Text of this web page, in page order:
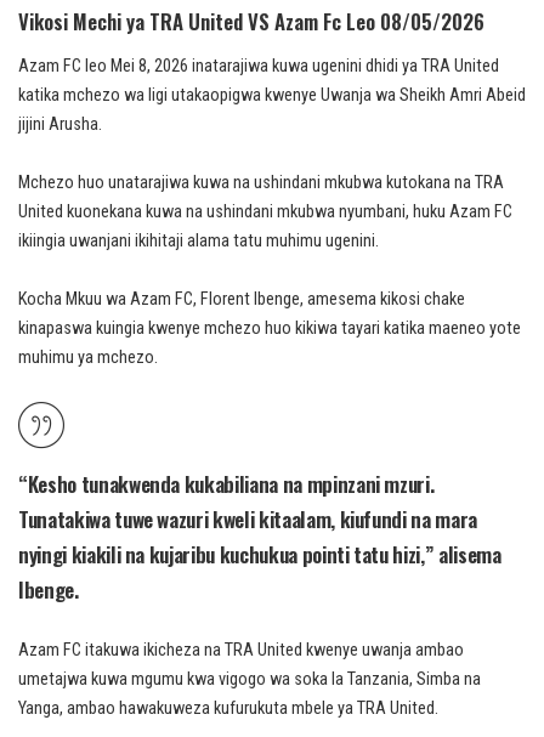
Vikosi Mechi ya TRA United VS Azam Fc Leo 08/05/2026
Azam FC leo Mei 8, 2026 inatarajiwa kuwa ugenini dhidi ya TRA United
katika mchezo wa ligi utakaopigwa kwenye Uwanja wa Sheikh Amri Abeid
jijini Arusha.
Mchezo huo unatarajiwa kuwa na ushindani mkubwa kutokana na TRA
United kuonekana kuwa na ushindani mkubwa nyumbani, huku Azam FC
ikiingia uwanjani ikihitaji alama tatu muhimu ugenini.
Kocha Mkuu wa Azam FC, Florent Ibenge, amesema kikosi chake
kinapaswa kuingia kwenye mchezo huo kikiwa tayari katika maeneo yote
muhimu ya mchezo.
“Kesho tunakwenda kukabiliana na mpinzani mzuri.
Tunatakiwa tuwe wazuri kweli kitaalam, kiufundi na mara
nyingi kiakili na kujaribu kuchukua pointi tatu hizi,” alisema
Ibenge.
Azam FC itakuwa ikicheza na TRA United kwenye uwanja ambao
umetajwa kuwa mgumu kwa vigogo wa soka la Tanzania, Simba na
Yanga, ambao hawakuweza kufurukuta mbele ya TRA United.